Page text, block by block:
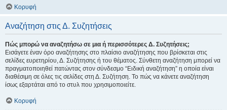
Κορυφή
Αναζήτηση στις Δ. Συζητήσεις
Πώς μπορώ να αναζητήσω σε μια ή περισσότερες Δ. Συζητήσεις;
Εισάγετε έναν όρο αναζήτησης στο πλαίσιο αναζήτησης που βρίσκεται στις
σελίδες ευρετηρίου, Δ. Συζήτησης ή του θέματος. Σύνθετη αναζήτηση μπορεί να
πραγματοποιηθεί πατώντας στον σύνδεσμο “Ειδική αναζήτηση” η οποία είναι
διαθέσιμη σε όλες τις σελίδες στη Δ. Συζήτηση. Το πώς να κάνετε αναζήτηση
ίσως εξαρτάται από το στυλ που χρησιμοποιείτε.
Κορυφή